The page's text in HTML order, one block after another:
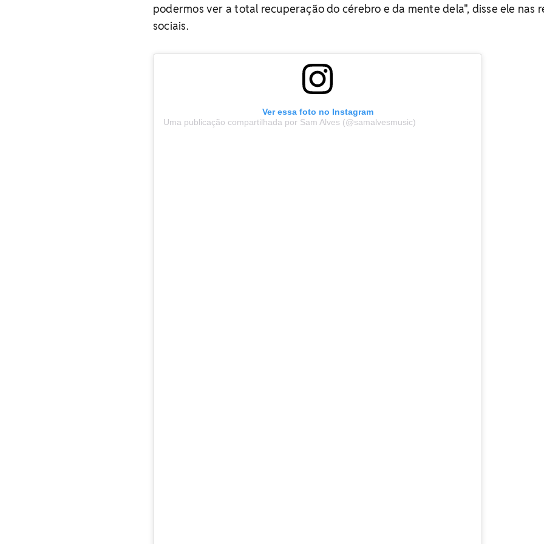
podermos ver a total recuperação do cérebro e da mente dela", disse ele nas
sociais.
Ver essa foto no Instagram
Uma publicação compartilhada por Sam Alves (@samalvesmusic)